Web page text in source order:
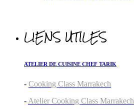
LIENS UTILES
ATELIER DE CUISINE CHEF TARIK
- Cooking Class Marrakech
- Atelier Cooking Class Marrakech